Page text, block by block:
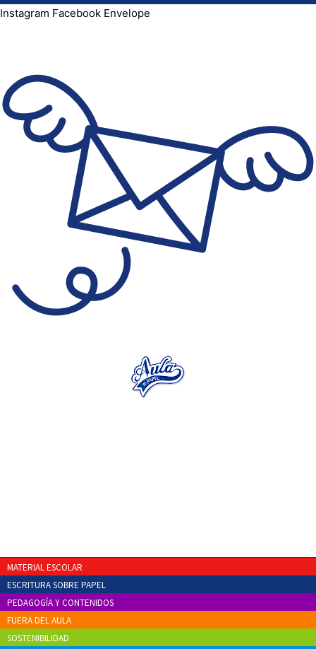
Instagram Facebook Envelope
MATERIAL ESCOLAR
ESCRITURA SOBRE PAPEL
PEDAGOGÍA Y CONTENIDOS
FUERA DEL AULA
SOSTENIBILIDAD